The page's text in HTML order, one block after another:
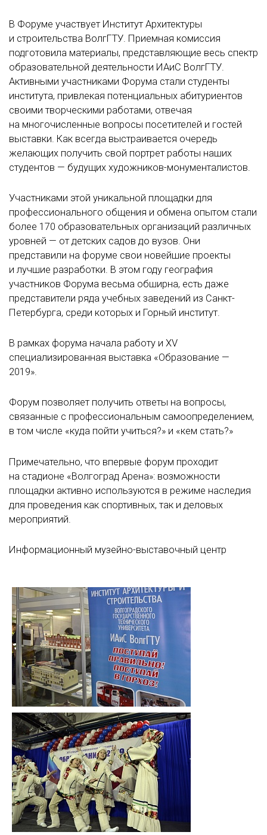
В Форуме участвует Институт Архитектуры
и строительства ВолгГТУ. Приемная комиссия
подготовила материалы, представляющие весь спектр
образовательной деятельности ИАиС ВолгГТУ.
Активными участниками Форума стали студенты
института, привлекая потенциальных абитуриентов
своими творческими работами, отвечая
на многочисленные вопросы посетителей и гостей
выставки. Как всегда выстраивается очередь
желающих получить свой портрет работы наших
студентов — будущих художников-монументалистов.
Участниками этой уникальной площадки для
профессионального общения и обмена опытом стали
более 170 образовательных организаций различных
уровней — от детских садов до вузов. Они
представили на форуме свои новейшие проекты
и лучшие разработки. В этом году география
участников Форума весьма обширна, есть даже
представители ряда учебных заведений из Санкт-
Петербурга, среди которых и Горный институт.
В рамках форума начала работу и XV
специализированная выставка «Образование —
2019».
Форум позволяет получить ответы на вопросы,
связанные с профессиональным самоопределением,
в том числе «куда пойти учиться?» и «кем стать?»
Примечательно, что впервые форум проходит
на стадионе «Волгоград Арена»: возможности
площадки активно используются в режиме наследия
для проведения как спортивных, так и деловых
мероприятий.
Информационный музейно-выставочный центр